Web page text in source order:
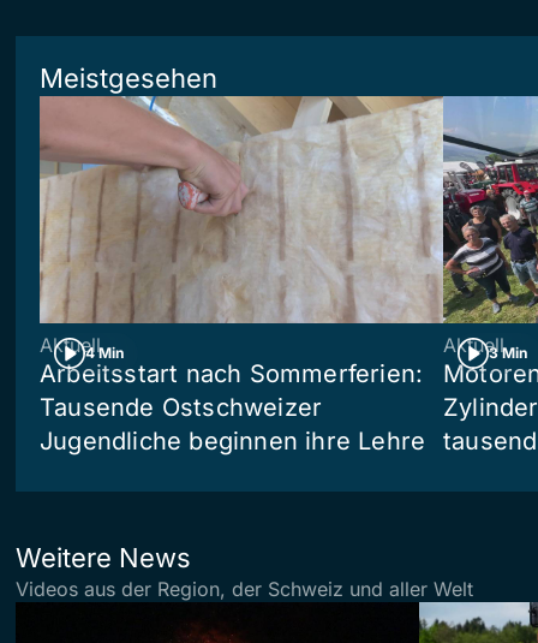
Meistgesehen
4 Min
Aktuell
Arbeitsstart nach Sommerferien:
Tausende Ostschweizer
Jugendliche beginnen ihre Lehre
3 Min
Aktuell
Weitere News
Videos aus der Region, der Schweiz und aller Welt